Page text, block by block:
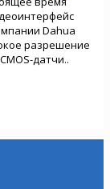
Dahua
разрешение
датчи..